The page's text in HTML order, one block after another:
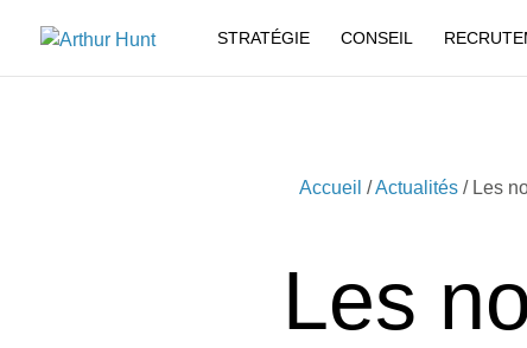
STRATÉGIE CONSEIL
Accueil /Actualités / Les
Les